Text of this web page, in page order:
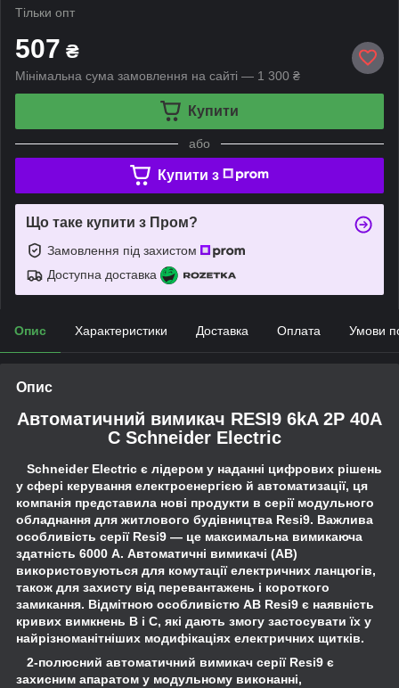
Тільки опт
507 ₴
Мінімальна сума замовлення на сайті — 1 300 ₴
Купити
або
Купити з
Що таке купити з Пром?
Замовлення під захистом
Доступна доставка
Опис Характеристики Доставка Оплата Умови
Опис
Автоматичний вимикач RESI9 6kA 2P 40A
C Schneider Electric
Schneider Electric є лідером у наданні цифрових рішень
у сфері керування електроенергією й автоматизації, ця
компанія представила нові продукти в серії модульного
обладнання для житлового будівництва Resi9. Важлива
особливість серії Resi9 — це максимальна вимикаюча
здатність 6000 А. Автоматичні вимикачі (АВ)
використовуються для комутації електричних ланцюгів,
також для захисту від перевантажень і короткого
замикання. Відмітною особливістю АВ Resi9 є наявність
кривих вимкнень B і C, які дають змогу застосувати їх у
найрізноманітніших модифікаціях електричних щитків.
2-полюсний автоматичний вимикач серії Resi9 є
захисним апаратом у модульному виконанні,